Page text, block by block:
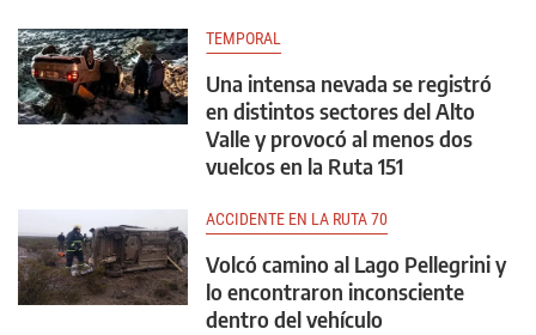
TEMPORAL
Una intensa nevada se registró
en distintos sectores del Alto
Valle y provocó al menos dos
vuelcos en la Ruta 151
ACCIDENTE EN LA RUTA 70
Volcó camino al Lago Pellegrini y
lo encontraron inconsciente
dentro del vehículo